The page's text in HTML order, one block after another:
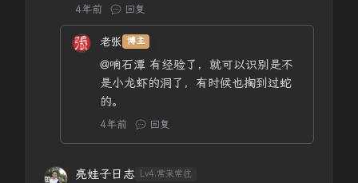
4年前 回复
老张 博主
@响石潭 有经验了，就可以识别是不
是小龙虾的洞了，有时候也掏到过蛇
的。
4年前 回复
亮娃子日志 Lv4.常来常往